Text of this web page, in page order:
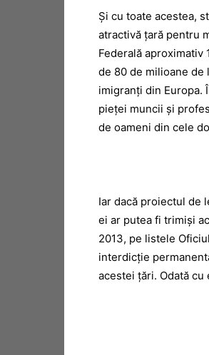
Şi cu toate acestea,
atractivă ţară pentru
Federală aproximativ
de 80 de milioane de
imigranţi din Europa.
pieţei muncii şi
de oameni din cele
Iar dacă proiectul de
ei ar putea fi trimişi
2013, pe listele
interdicţie
acestei ţări. Odată